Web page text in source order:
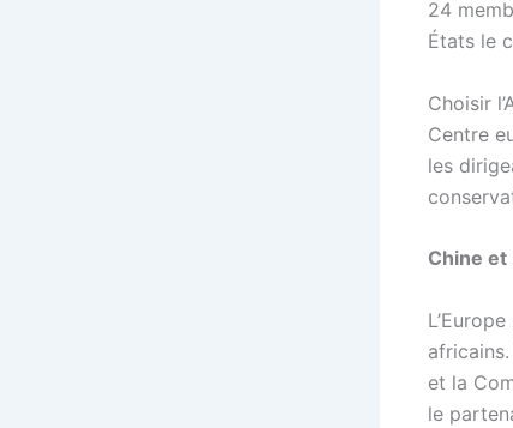
24
États le
Choisir
Centre
les
Chine et
et la
le